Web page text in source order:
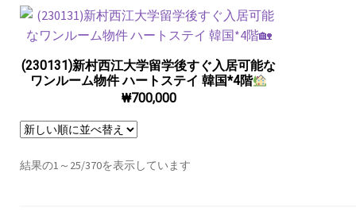
(230131)新村西江大学留学後すぐ入居可能な
ワンルーム物件 ハートステイ 韓国*4階
₩700,000
結果の1～25/370を表示しています